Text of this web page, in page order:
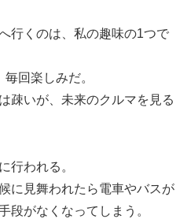
行くのは、私の趣味の1つで
回楽しみだ。
疎いが、未来のクルマを見る
行われる。
に見舞われたら電車やバスが
段がなくなってしまう。